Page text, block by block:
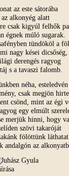
az este sátorába
alkonyég alatt
csak kigyúl felhők
égnek múló sugarak.
tündököl a
nagy kései dicsőség,
derengés ragyog
s a tavaszi falomb.
néha, esteledvén
csak megjön
csönd, mint az égi
egy elmúlt
merjük hinni, hogy
szövi takaróját
fölöttünk
andalgón az